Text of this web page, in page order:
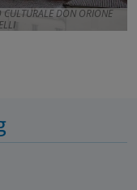
CULTURALE DON ORIONE